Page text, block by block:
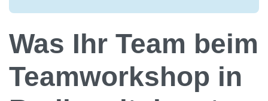
Was Ihr Team beim
Teamworkshop in